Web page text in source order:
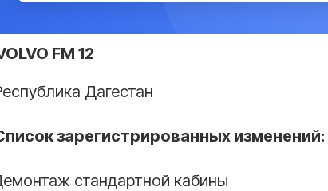
FM 12
Дагестан
зарегистрированных изменений:
стандартной кабины